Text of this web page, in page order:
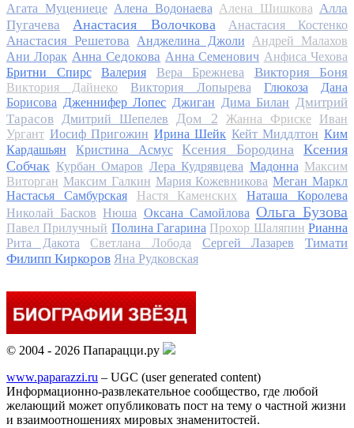
Агата Муцениеце Алена Водонаева Алена Шишкова Алла
Пугачева
Анастасия Волочкова Анастасия Костенко
Анастасия Решетова Анджелина Джоли
Андрей Малахов
Ани Лорак Анна Седокова Анна Семенович Анфиса Чехова
Бритни Спирс
Валерия Вера Брежнева Виктория Боня
Виктория Дайнеко Виктория Лопырева Глюкоза
Дана
Борисова Дженнифер Лопес Джиган Дима Билан Дмитрий
Тарасов
Дмитрий Шепелев Дом 2 Жанна Фриске
Иван
Ургант Иосиф Пригожин Ирина Шейк Кейт Миддлтон Ким
Кардашьян
Кристина Асмус Ксения Бородина
Ксения
Собчак Курбан Омаров Лера Кудрявцева Мадонна Максим
Виторган Максим Галкин Мария Кожевникова Меган Маркл
Настасья Самбурская
Настя Каменских
Наташа Королева
Николай Басков Нюша Оксана Самойлова Ольга Бузова
Павел Прилучный Полина Гагарина Прохор Шаляпин Рианна
Рита Дакота
Светлана Лобода Сергей Лазарев
Тимати
Филипп Киркоров Яна Рудковская
© 2004 - 2026 Папарацци.ру
www.paparazzi.ru – UGC (user generated content)
Информационно-развлекательное сообщество, где любой
желающий может опубликовать пост на тему о частной жизни
и взаимоотношениях мировых знаменитостей.